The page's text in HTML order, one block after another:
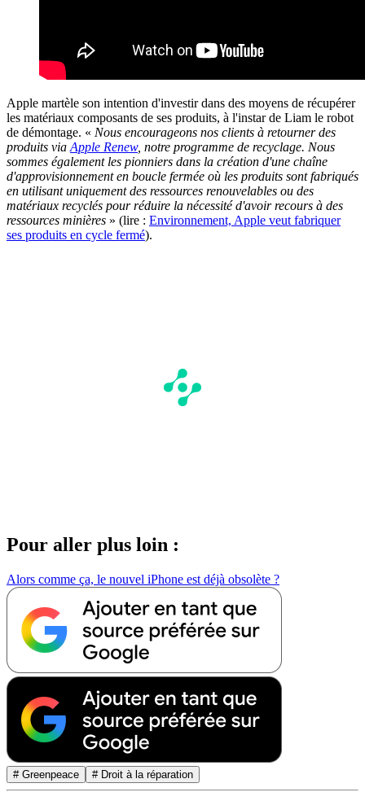
Apple martèle son intention d'investir dans des moyens de récupérer
les matériaux composants de ses produits, à l'instar de Liam le robot
de démontage. « Nous encourageons nos clients à retourner des
produits via Apple Renew, notre programme de recyclage. Nous
sommes également les pionniers dans la création d'une chaîne
d'approvisionnement en boucle fermée où les produits sont fabriqués
en utilisant uniquement des ressources renouvelables ou des
matériaux recyclés pour réduire la nécessité d'avoir recours à des
ressources minières » (lire : Environnement, Apple veut fabriquer
ses produits en cycle fermé).
Pour aller plus loin :
Alors comme ça, le nouvel iPhone est déjà obsolète ?
# Greenpeace # Droit à la réparation